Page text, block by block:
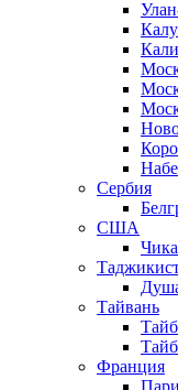
Сербия
США
Тайвань
Франция